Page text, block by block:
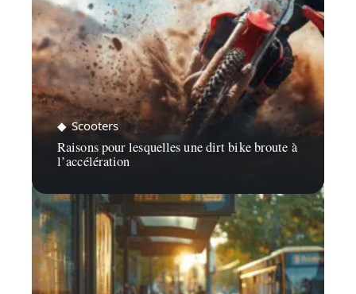
Scooters
Raisons pour lesquelles une dirt bike broute à
l’accélération